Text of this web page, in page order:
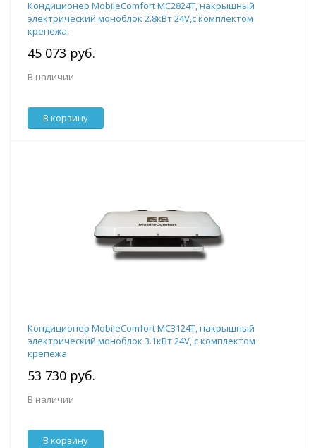
Кондиционер MobileComfort MC2824T, накрышный
электрический моноблок 2.8кВт 24V,с комплектом
крепежа.
45 073 руб.
В наличии
В корзину
Кондиционер MobileComfort MC3124T, накрышный
электрический моноблок 3.1кВт 24V, с комплектом
крепежа
53 730 руб.
В наличии
В корзину